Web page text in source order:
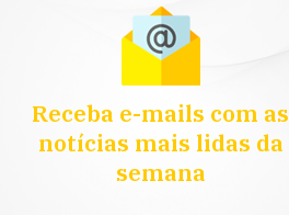
Receba e-mails com as
notícias mais lidas da
semana